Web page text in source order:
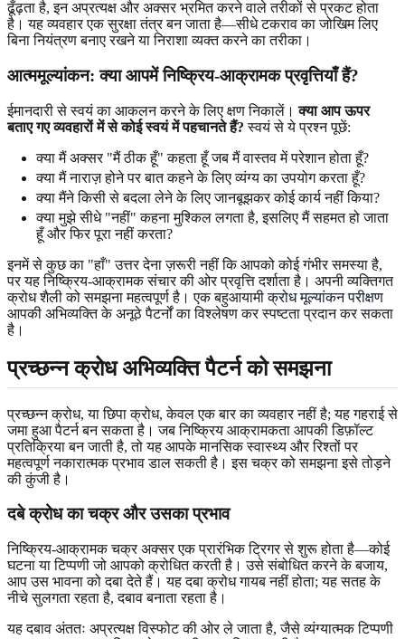
ढूँढ़ता है, इन अप्रत्यक्ष और अक्सर भ्रमित करने वाले तरीकों से प्रकट होता
है। यह व्यवहार एक सुरक्षा तंत्र बन जाता है—सीधे टकराव का जोखिम लिए
बिना नियंत्रण बनाए रखने या निराशा व्यक्त करने का तरीका।
आत्ममूल्यांकन: क्या आपमें निष्क्रिय-आक्रामक प्रवृत्तियाँ हैं?
ईमानदारी से स्वयं का आकलन करने के लिए क्षण निकालें।क्या आप ऊपर
बताए गए व्यवहारों में से कोई स्वयं में पहचानते हैं? स्वयं से ये प्रश्न पूछें:
क्या मैं अक्सर "मैं ठीक हूँ" कहता हूँ जब मैं वास्तव में परेशान होता हूँ?
क्या मैं नाराज़ होने पर बात कहने के लिए व्यंग्य का उपयोग करता हूँ?
क्या मैंने किसी से बदला लेने के लिए जानबूझकर कोई कार्य नहीं किया?
क्या मुझे सीधे "नहीं" कहना मुश्किल लगता है, इसलिए मैं सहमत हो जाता
हूँ और फिर पूरा नहीं करता?
इनमें से कुछ का "हाँ" उत्तर देना ज़रूरी नहीं कि आपको कोई गंभीर समस्या है,
पर यह निष्क्रिय-आक्रामक संचार की ओर प्रवृत्ति दर्शाता है। अपनी व्यक्तिगत
क्रोध शैली को समझना महत्वपूर्ण है। एक बहुआयामीक्रोध मूल्यांकन परीक्षण
आपकी अभिव्यक्ति के अनूठे पैटर्नों का विश्लेषण कर स्पष्टता प्रदान कर सकता
है।
प्रच्छन्न क्रोध अभिव्यक्ति पैटर्न को समझना
प्रच्छन्न क्रोध, या छिपा क्रोध, केवल एक बार का व्यवहार नहीं है; यह गहराई से
जमा हुआ पैटर्न बन सकता है। जब निष्क्रिय आक्रामकता आपकी डिफ़ॉल्ट
प्रतिक्रिया बन जाती है, तो यह आपके मानसिक स्वास्थ्य और रिश्तों पर
महत्वपूर्ण नकारात्मक प्रभाव डाल सकती है। इस चक्र को समझना इसे तोड़ने
की कुंजी है।
दबे क्रोध का चक्र और उसका प्रभाव
निष्क्रिय-आक्रामक चक्र अक्सर एक प्रारंभिक ट्रिगर से शुरू होता है—कोई
घटना या टिप्पणी जो आपको क्रोधित करती है। उसे संबोधित करने के बजाय,
आप उस भावना को दबा देते हैं। यह दबा क्रोध गायब नहीं होता; यह सतह के
नीचे सुलगता रहता है, दबाव बनाता रहता है।
यह दबाव अंततः अप्रत्यक्ष विस्फोट की ओर ले जाता है, जैसे व्यंग्यात्मक टिप्पणी